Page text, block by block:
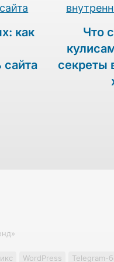
как
сайта
Что
секреты
WordPress Telegram-